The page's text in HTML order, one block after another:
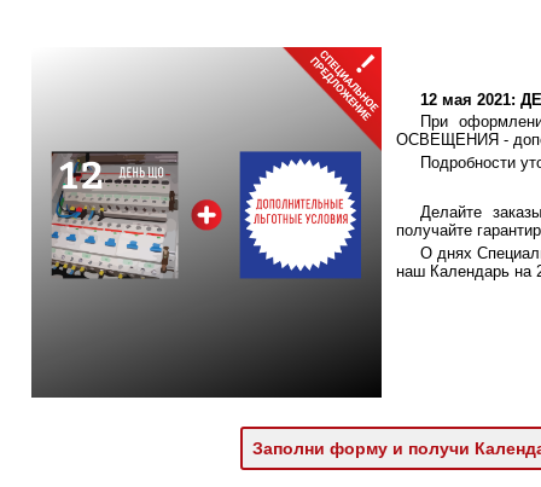
12 мая 2021:
При
ОСВЕЩЕНИЯ -
Подробности
Делайте
получайте
О днях
наш Календарь на
Заполни форму и получи